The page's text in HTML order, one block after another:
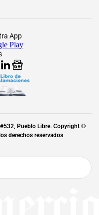
App
Play
Pueblo Libre. Copyright ©
derechos reservados